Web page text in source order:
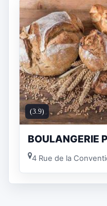
(3.9)
BOULANGERIE
4 Rue de la